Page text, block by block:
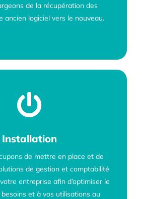
de la récupération des
ancien logiciel vers le nouveau.
Installation
de mettre en place et de
de gestion et comptabilité
entreprise afin d’optimiser le
et à vos utilisations au